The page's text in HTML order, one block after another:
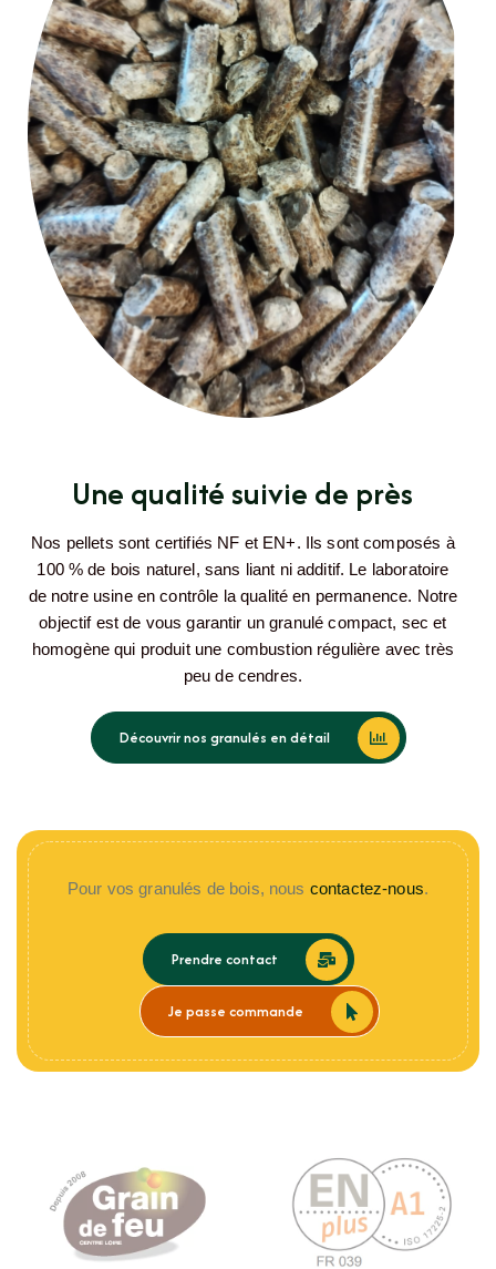
Une qualité suivie de près
Nos pellets sont certifiés NF et EN+. Ils sont composés à
100 % de bois naturel, sans liant ni additif. Le laboratoire
de notre usine en contrôle la qualité en permanence. Notre
objectif est de vous garantir un granulé compact, sec et
homogène qui produit une combustion régulière avec très
peu de cendres.
Découvrir nos granulés en détail
Pour vos granulés de bois, nous contactez-nous.
Prendre contact
Je passe commande